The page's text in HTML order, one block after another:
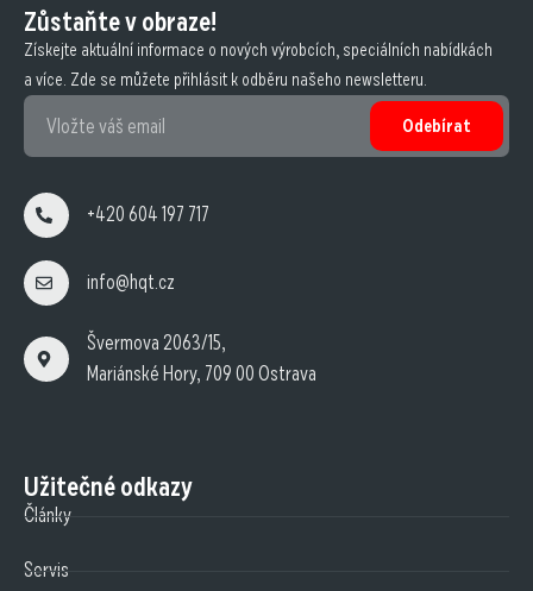
Zůstaňte v obraze!
Získejte aktuální informace o nových výrobcích, speciálních nabídkách
a více. Zde se můžete přihlásit k odběru našeho newsletteru.
Odebírat
+420 604 197 717
info@hqt.cz
Švermova 2063/15,
Mariánské Hory, 709 00 Ostrava
Užitečné odkazy
Články
Servis